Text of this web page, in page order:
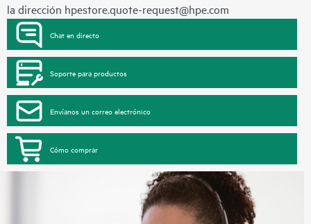
la dirección hpestore.quote-request@hpe.com
Chat en directo
Soporte para productos
Envíanos un correo electrónico
Cómo comprar